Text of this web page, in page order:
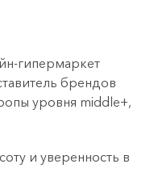
гипермаркет
брендов
уровня middle+,
и уверенность в